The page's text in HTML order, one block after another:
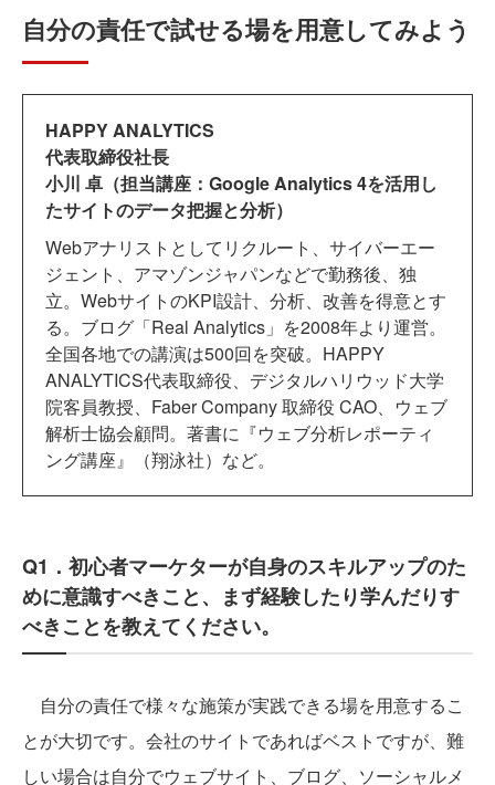
自分の責任で試せる場を用意してみよう
HAPPY ANALYTICS
代表取締役社長
小川 卓（担当講座：Google Analytics 4を活用し
たサイトのデータ把握と分析）
Webアナリストとしてリクルート、サイバーエー
ジェント、アマゾンジャパンなどで勤務後、独
立。WebサイトのKPI設計、分析、改善を得意とす
る。ブログ「Real Analytics」を2008年より運営。
全国各地での講演は500回を突破。HAPPY
ANALYTICS代表取締役、デジタルハリウッド大学
院客員教授、Faber Company 取締役 CAO、ウェブ
解析士協会顧問。著書に『ウェブ分析レポーティ
ング講座』（翔泳社）など。
Q1．初心者マーケターが自身のスキルアップのた
めに意識すべきこと、まず経験したり学んだりす
べきことを教えてください。
自分の責任で様々な施策が実践できる場を用意するこ
とが大切です。会社のサイトであればベストですが、難
しい場合は自分でウェブサイト、ブログ、ソーシャルメ